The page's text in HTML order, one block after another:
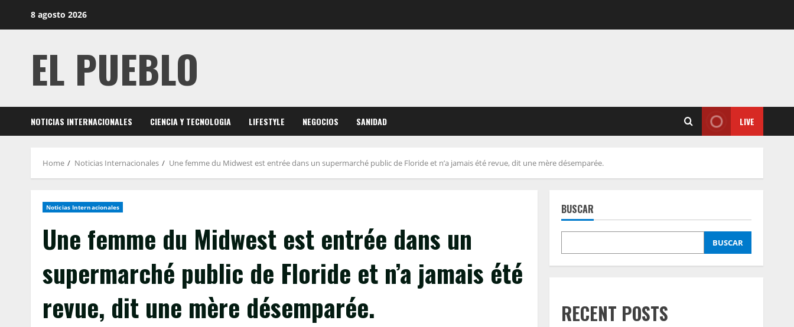
8 agosto 2026
EL PUEBLO
NOTICIAS INTERNACIONALES CIENCIA Y TECNOLOGIA LIFESTYLE NEGOCIOS SANIDAD LIVE
Home Noticias Internacionales Une femme du Midwest est entrée dans un supermarché public de Floride et n’a jamais été revue, dit une mère désemparée.
Noticias Internacionales
Une femme du Midwest est entrée dans un
supermarché public de Floride et n’a jamais été
revue, dit une mère désemparée.
BUSCAR
BUSCAR
RECENT POSTS